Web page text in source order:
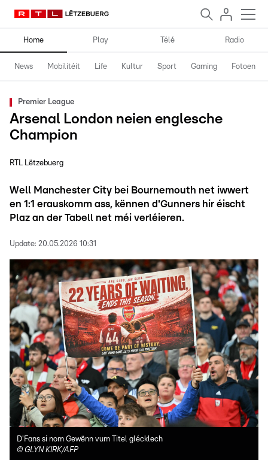
Home Play Télé Radio
News Mobilitéit Life Kultur Sport Gaming Fotoen
Premier League
Arsenal London neien englesche
Champion
RTL Lëtzebuerg
Well Manchester City bei Bournemouth net iwwert
en 1:1 erauskomm ass, kënnen d'Gunners hir éischt
Plaz an der Tabell net méi verléieren.
Update: 20.05.2026 10:31
D'Fans si nom Gewënn vum Titel glécklech
© GLYN KIRK/AFP